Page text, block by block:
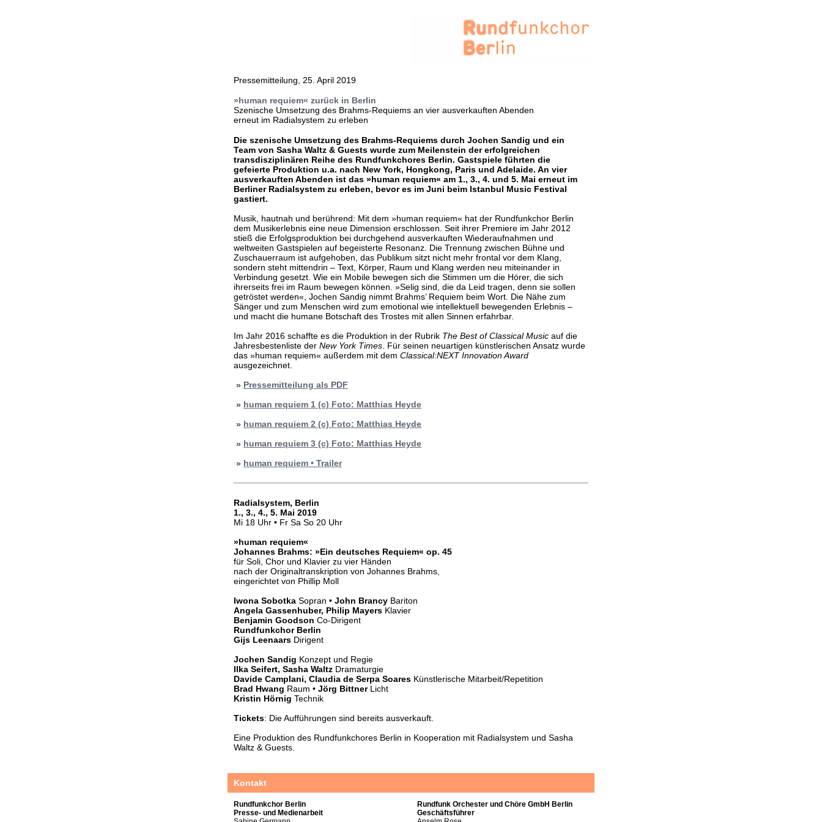
Pressemitteilung, 25. April 2019
»human requiem« zurück in Berlin
Szenische Umsetzung des Brahms-Requiems an vier ausverkauften Abenden
erneut im Radialsystem zu erleben
Die szenische Umsetzung des Brahms-Requiems durch Jochen Sandig und ein
Team von Sasha Waltz & Guests wurde zum Meilenstein der erfolgreichen
transdisziplinären Reihe des Rundfunkchores Berlin. Gastspiele führten die
gefeierte Produktion u.a. nach New York, Hongkong, Paris und Adelaide. An vier
ausverkauften Abenden ist das »human requiem« am 1., 3., 4. und 5. Mai erneut im
Berliner Radialsystem zu erleben, bevor es im Juni beim Istanbul Music Festival
gastiert.
Musik, hautnah und berührend: Mit dem »human requiem« hat der Rundfunkchor Berlin
dem Musikerlebnis eine neue Dimension erschlossen. Seit ihrer Premiere im Jahr 2012
stieß die Erfolgsproduktion bei durchgehend ausverkauften Wiederaufnahmen und
weltweiten Gastspielen auf begeisterte Resonanz. Die Trennung zwischen Bühne und
Zuschauerraum ist aufgehoben, das Publikum sitzt nicht mehr frontal vor dem Klang,
sondern steht mittendrin – Text, Körper, Raum und Klang werden neu miteinander in
Verbindung gesetzt. Wie ein Mobile bewegen sich die Stimmen um die Hörer, die sich
ihrerseits frei im Raum bewegen können. »Selig sind, die da Leid tragen, denn sie sollen
getröstet werden«, Jochen Sandig nimmt Brahms’ Requiem beim Wort. Die Nähe zum
Sänger und zum Menschen wird zum emotional wie intellektuell bewegenden Erlebnis –
und macht die humane Botschaft des Trostes mit allen Sinnen erfahrbar.
Im Jahr 2016 schaffte es die Produktion in der Rubrik The Best of Classical Music auf die
Jahresbestenliste der New York Times . Für seinen neuartigen künstlerischen Ansatz wurde
das »human requiem« außerdem mit dem Classical:NEXT Innovation Award
ausgezeichnet.
» Pressemitteilung als PDF
» human requiem 1 (c) Foto: Matthias Heyde
» human requiem 2 (c) Foto: Matthias Heyde
» human requiem 3 (c) Foto: Matthias Heyde
» human requiem • Trailer
Radialsystem, Berlin
1., 3., 4., 5. Mai 2019
Mi 18 Uhr • Fr Sa So 20 Uhr
»human requiem«
Johannes Brahms: »Ein deutsches Requiem« op. 45
für Soli, Chor und Klavier zu vier Händen
nach der Originaltranskription von Johannes Brahms,
eingerichtet von Phillip Moll
Iwona Sobotka Sopran • John Brancy Bariton
Angela Gassenhuber, Philip Mayers Klavier
Benjamin Goodson Co-Dirigent
Rundfunkchor Berlin
Gijs Leenaars Dirigent
Jochen Sandig Konzept und Regie
Ilka Seifert, Sasha Waltz Dramaturgie
Davide Camplani, Claudia de Serpa Soares Künstlerische Mitarbeit/Repetition
Brad Hwang Raum • Jörg BittnerLicht
Kristin Hörnig Technik
Tickets: Die Aufführungen sind bereits ausverkauft.
Eine Produktion des Rundfunkchores Berlin in Kooperation mit Radialsystem und Sasha
Waltz & Guests.
Kontakt
Rundfunkchor Berlin
Presse- und Medienarbeit
Rundfunk Orchester und Chöre GmbH Berlin
Geschäftsführer